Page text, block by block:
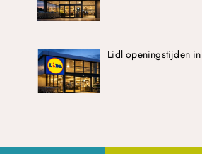
Lidl openingstijden